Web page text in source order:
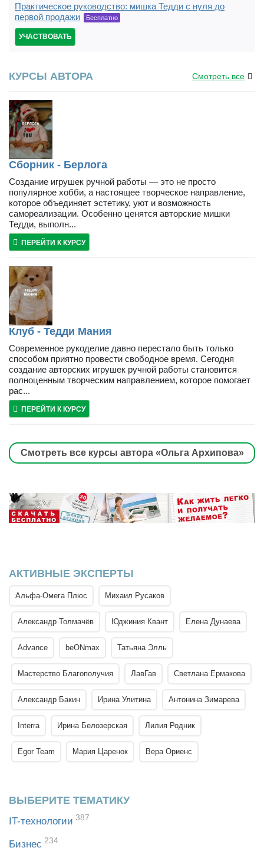
Практическое руководство: мишка Тедди с нуля до
первой продажи
Бесплатно
УЧАСТВОВАТЬ
КУРСЫ АВТОРА Смотреть все
Сборник - Берлога
Создание игрушек ручной работы — это не просто
популярное хобби, а настоящее творческое направление,
которое объединяет эстетику, уют и возможность
самореализации. Особенно ценятся авторские мишки
Тедди, выполн...
ПЕРЕЙТИ К КУРСУ
Клуб - Тедди Мания
Современное рукоделие давно перестало быть только
способом приятно провести свободное время. Сегодня
создание авторских игрушек ручной работы становится
полноценным творческим направлением, которое помогает
рас...
ПЕРЕЙТИ К КУРСУ
Смотреть все курсы автора «Ольга Архипова»
АКТИВНЫЕ ЭКСПЕРТЫ
Альфа-Омега Плюс Михаил Русаков
Александр Толмачёв Юджиния Квант Елена Дунаева
Advance beONmax Татьяна Элль
Мастерство Благополучия ЛавГав Светлана Ермакова
Александр Бакин Ирина Улитина Антонина Зимарева
Interra Ирина Белозерская Лилия Родник
Egor Team Мария Царенок Вера Ориенс
ВЫБЕРИТЕ ТЕМАТИКУ
IT-технологии 387
Бизнес 234